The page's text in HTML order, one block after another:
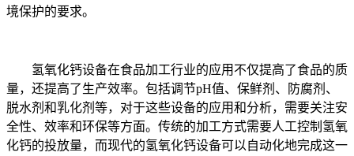
境保护的要求。
氢氧化钙设备在食品加工行业的应用不仅提高了食品的质
量，还提高了生产效率。包括调节pH值、保鲜剂、防腐剂、
脱水剂和乳化剂等，对于这些设备的应用和分析，需要关注安
全性、效率和环保等方面。传统的加工方式需要人工控制氢氧
化钙的投放量，而现代的氢氧化钙设备可以自动化地完成这一